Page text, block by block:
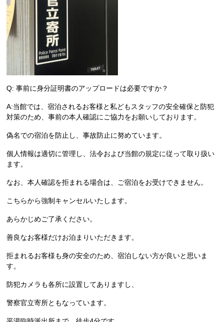
Q: 事前に身分証明書のアップロードは必要ですか？
A:当館では、宿泊されるお客様と私どもスタッフの安全確保と防犯
対策のため、事前の本人確認にご協力をお願いしております。
偽名での宿泊を防止し、事故防止に努めています。
個人情報は適切に管理し、法令および当館の規定に従って取り扱い
ます。
なお、本人確認を拒まれる場合は、ご宿泊をお受けできません。
こちらから強制キャンセルいたします。
あらかじめご了承ください。
善良なお客様だけお泊まりいただきます。
拒まれるお客様も身の安全のため、宿泊しない方が良いと思いま
す。
防犯カメラも各所に設置してありますし、
警察官立寄所ともなっています。